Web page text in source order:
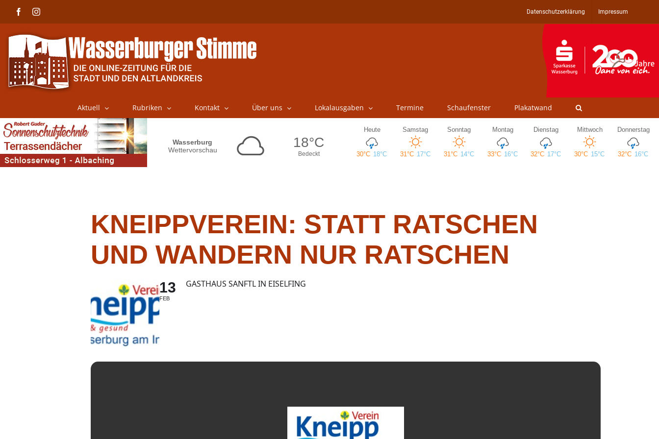
FacebookInstagram Datenschutzerklärung Impressum
Aktuell Rubriken Kontakt Über uns Lokalausgaben Termine Schaufenster Plakatwand
KNEIPPVEREIN: STATT RATSCHEN
UND WANDERN NUR RATSCHEN
13
FEB
GASTHAUS SANFTL IN EISELFING